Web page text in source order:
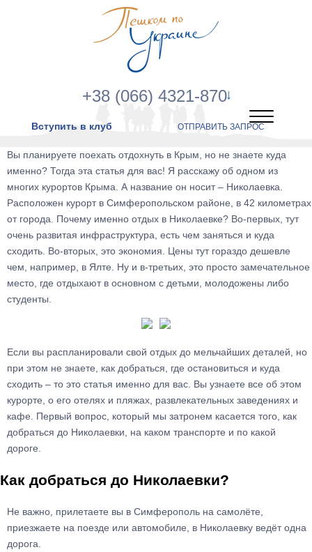
+38 (066) 4321-870
Вступить в клуб ОТПРАВИТЬ ЗАПРОС
Вы планируете поехать отдохнуть в Крым, но не знаете куда
именно? Тогда эта статья для вас! Я расскажу об одном из
многих курортов Крыма. А название он носит – Николаевка.
Расположен курорт в Симферопольском районе, в 42 километрах
от города. Почему именно отдых в Николаевке? Во-первых, тут
очень развитая инфраструктура, есть чем заняться и куда
сходить. Во-вторых, это экономия. Цены тут гораздо дешевле
чем, например, в Ялте. Ну и в-третьих, это просто замечательное
место, где отдыхают в основном с детьми, молодожены либо
студенты.
Если вы распланировали свой отдых до мельчайших деталей, но
при этом не знаете, как добраться, где остановиться и куда
сходить – то это статья именно для вас. Вы узнаете все об этом
курорте, о его отелях и пляжах, развлекательных заведениях и
кафе. Первый вопрос, который мы затронем касается того, как
добраться до Николаевки, на каком транспорте и по какой
дороге.
Как добраться до Николаевки?
Не важно, прилетаете вы в Симферополь на самолёте,
приезжаете на поезде или автомобиле, в Николаевку ведёт одна
дорога.